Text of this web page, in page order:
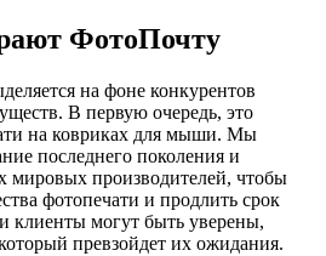
ФотоПочту
на фоне конкурентов
В первую очередь, это
на ковриках для мыши. Мы
последнего поколения и
мировых производителей, чтобы
фотопечати и продлить срок
клиенты могут быть уверены,
превзойдет их ожидания.